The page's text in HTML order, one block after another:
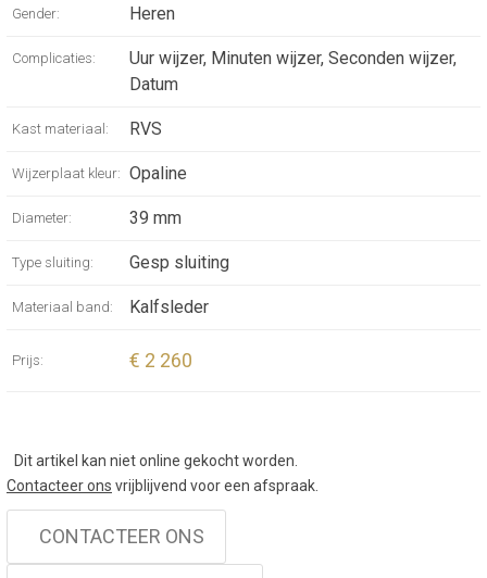
Gender: Heren
Complicaties:
Uur wijzer, Minuten wijzer, Seconden wijzer,
Datum
Kast materiaal: RVS
Wijzerplaat kleur: Opaline
Diameter: 39 mm
Type sluiting: Gesp sluiting
Materiaal band: Kalfsleder
Prijs: € 2 260
Dit artikel kan niet online gekocht worden.
Contacteer ons vrijblijvend voor een afspraak.
CONTACTEER ONS